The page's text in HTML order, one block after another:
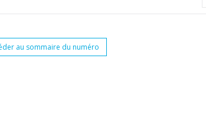
au sommaire du numéro